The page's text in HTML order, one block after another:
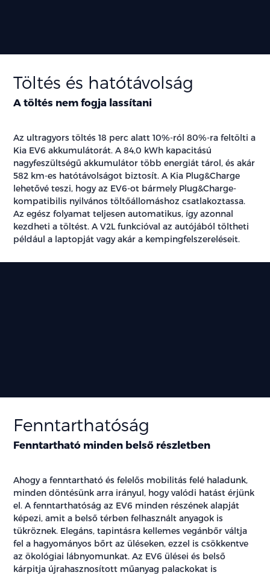
Töltés és hatótávolság
A töltés nem fogja lassítani
Az ultragyors töltés 18 perc alatt 10%-ról 80%-ra feltölti a
Kia EV6 akkumulátorát. A 84,0 kWh kapacitású
nagyfeszültségű akkumulátor több energiát tárol, és akár
582 km-es hatótávolságot biztosít. A Kia Plug&Charge
lehetővé teszi, hogy az EV6-ot bármely Plug&Charge-
kompatibilis nyilvános töltőállomáshoz csatlakoztassa.
Az egész folyamat teljesen automatikus, így azonnal
kezdheti a töltést. A V2L funkcióval az autójából töltheti
például a laptopját vagy akár a kempingfelszereléseit.
Fenntarthatóság
Fenntartható minden belső részletben
Ahogy a fenntartható és felelős mobilitás felé haladunk,
minden döntésünk arra irányul, hogy valódi hatást érjünk
el. A fenntarthatóság az EV6 minden részének alapját
képezi, amit a belső térben felhasznált anyagok is
tükröznek. Elegáns, tapintásra kellemes vegánbőr váltja
fel a hagyományos bőrt az üléseken, ezzel is csökkentve
az ökológiai lábnyomunkat. Az EV6 ülései és belső
kárpitja újrahasznosított műanyag palackokat is